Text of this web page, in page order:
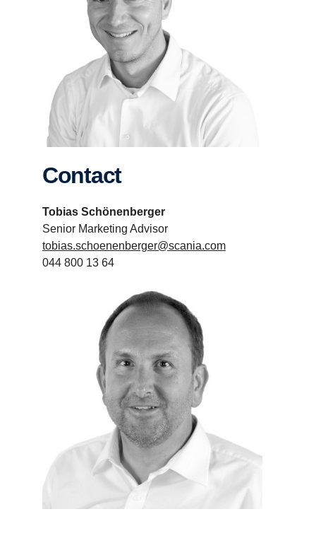
Contact
Tobias Schönenberger
Senior Marketing Advisor
tobias.schoenenberger@scania.com
044 800 13 64